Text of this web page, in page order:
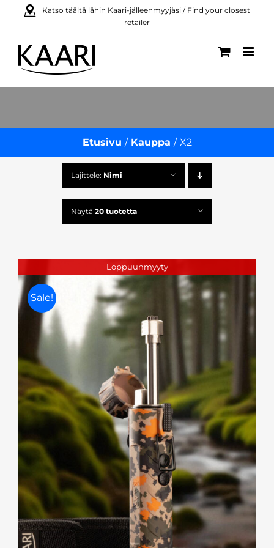
Katso täältä lähin Kaari-jälleenmyyjäsi / Find your closest
retailer
Etusivu Kauppa X2
Lajittele: Nimi
Näytä 20 tuotetta
Loppuunmyyty
Sale!